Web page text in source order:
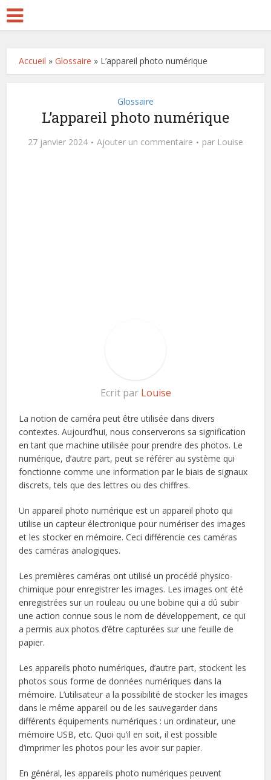
Accueil »Glossaire » L’appareil photo numérique
Glossaire
L’appareil photo numérique
27 janvier 2024 Ajouter un commentaire par Louise
Ecrit par Louise
La notion de caméra peut être utilisée dans divers
contextes. Aujourd’hui, nous conserverons sa signification
en tant que machine utilisée pour prendre des photos. Le
numérique, d’autre part, peut se référer au système qui
fonctionne comme une information par le biais de signaux
discrets, tels que des lettres ou des chiffres.
Un appareil photo numérique est un appareil photo qui
utilise un capteur électronique pour numériser des images
et les stocker en mémoire. Ceci différencie ces caméras
des caméras analogiques.
Les premières caméras ont utilisé un procédé physico-
chimique pour enregistrer les images. Les images ont été
enregistrées sur un rouleau ou une bobine qui a dû subir
une action connue sous le nom de développement, ce qui
a permis aux photos d’être capturées sur une feuille de
papier.
Les appareils photo numériques, d’autre part, stockent les
photos sous forme de données numériques dans la
mémoire. L’utilisateur a la possibilité de stocker les images
dans le même appareil ou de les sauvegarder dans
différents équipements numériques : un ordinateur, une
mémoire USB, etc. Quoi qu’il en soit, il est possible
d’imprimer les photos pour les avoir sur papier.
En général, les appareils photo numériques peuvent